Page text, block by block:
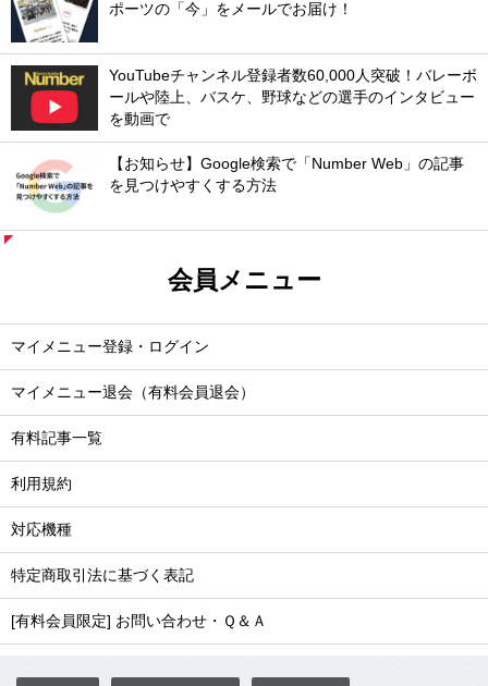
ポーツの「今」をメールでお届け！
YouTubeチャンネル登録者数60,000人突破！バレーボ
ールや陸上、バスケ、野球などの選手のインタビュー
を動画で
【お知らせ】Google検索で「Number Web」の記事
を見つけやすくする方法
会員メニュー
マイメニュー登録・ログイン
マイメニュー退会（有料会員退会）
有料記事一覧
利用規約
対応機種
特定商取引法に基づく表記
[有料会員限定] お問い合わせ・Ｑ＆Ａ